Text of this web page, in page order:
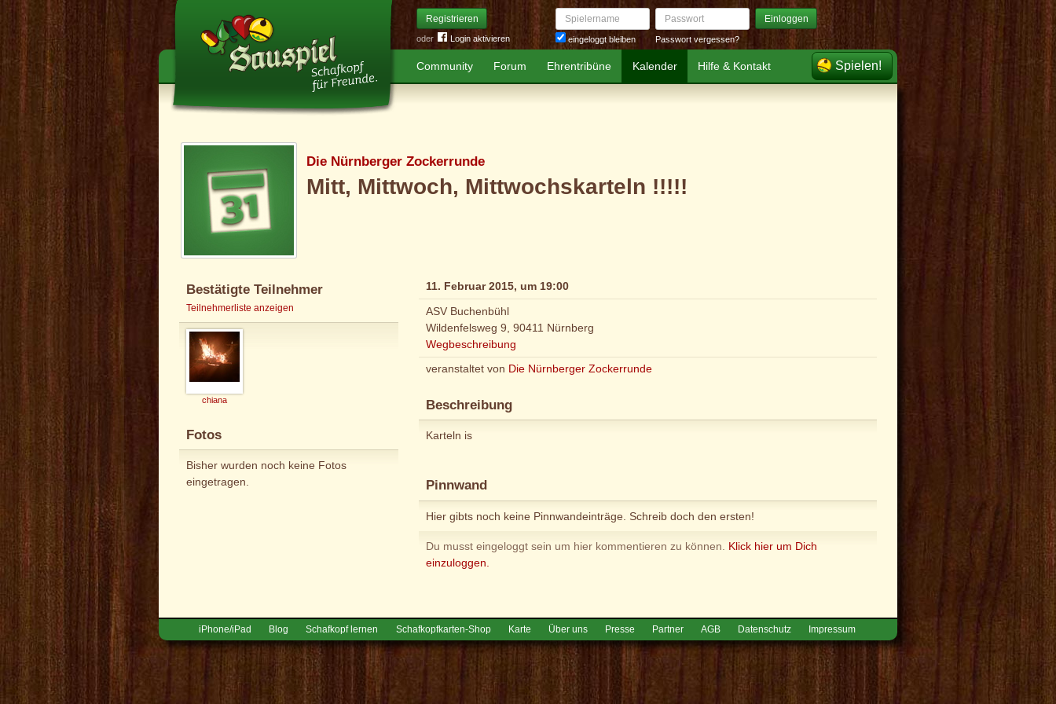
Registrieren
oder Login aktivieren
Spielername
eingeloggt bleiben
Passwort Einloggen
Passwort vergessen?
Community Forum Ehrentribüne Kalender Hilfe & Kontakt Spielen!
Die Nürnberger Zockerrunde
Mitt, Mittwoch, Mittwochskarteln !!!!!
Bestätigte Teilnehmer
Teilnehmerliste anzeigen
chiana
Fotos
Bisher wurden noch keine Fotos
eingetragen.
11. Februar 2015, um 19:00
ASV Buchenbühl
Wildenfelsweg 9, 90411 Nürnberg
Wegbeschreibung
veranstaltet von Die Nürnberger Zockerrunde
Beschreibung
Karteln is
Pinnwand
Hier gibts noch keine Pinnwandeinträge. Schreib doch den ersten!
Du musst eingeloggt sein um hier kommentieren zu können. Klick hier um Dich
einzuloggen.
iPhone/iPad Blog Schafkopf lernen Schafkopfkarten-Shop Karte Über uns Presse Partner AGB Datenschutz Impressum